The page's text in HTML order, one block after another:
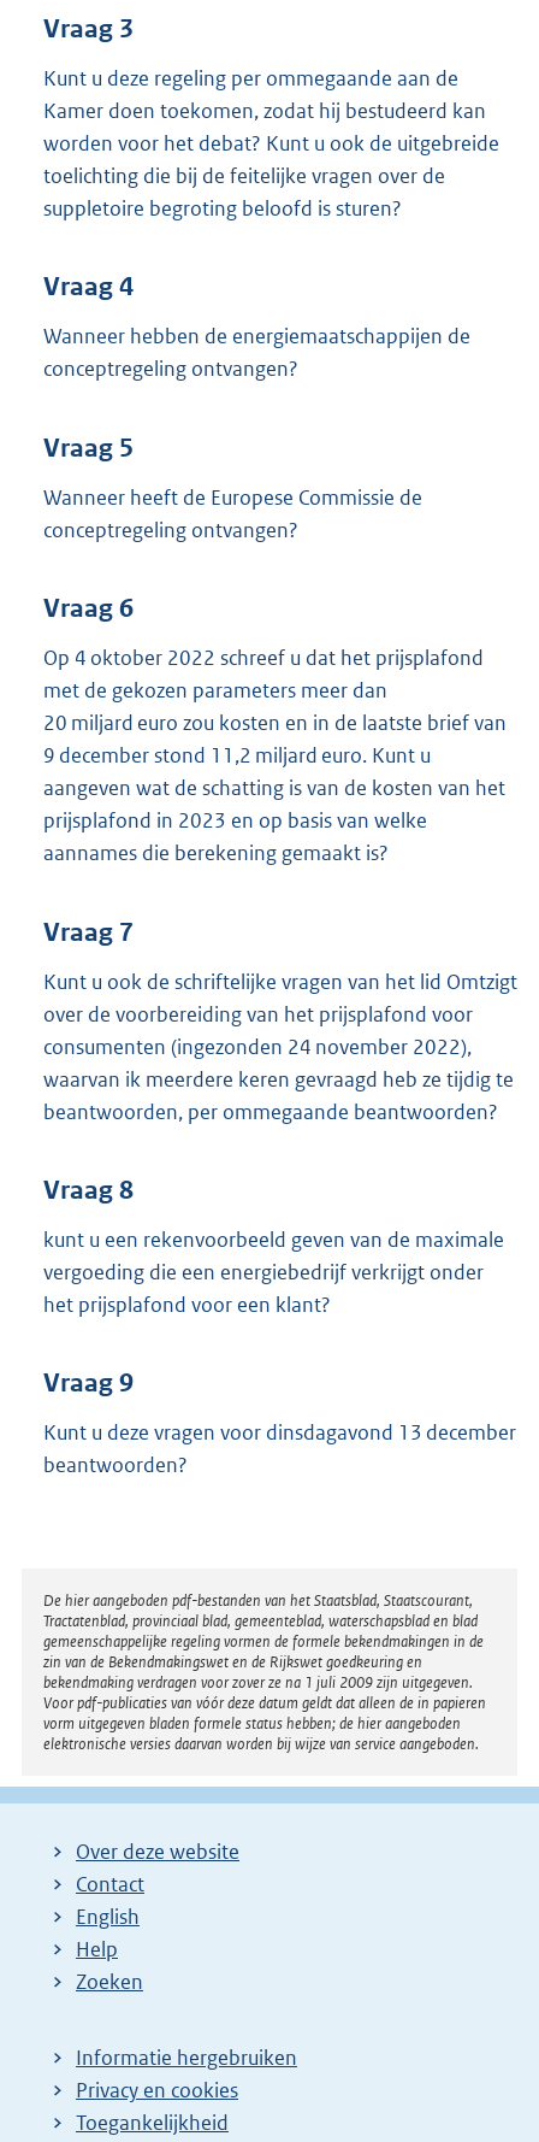
Vraag 3
Kunt u deze regeling per ommegaande aan de
Kamer doen toekomen, zodat hij bestudeerd kan
worden voor het debat? Kunt u ook de uitgebreide
toelichting die bij de feitelijke vragen over de
suppletoire begroting beloofd is sturen?
Vraag 4
Wanneer hebben de energiemaatschappijen de
conceptregeling ontvangen?
Vraag 5
Wanneer heeft de Europese Commissie de
conceptregeling ontvangen?
Vraag 6
Op 4 oktober 2022 schreef u dat het prijsplafond
met de gekozen parameters meer dan
20 miljard euro zou kosten en in de laatste brief van
9 december stond 11,2 miljard euro. Kunt u
aangeven wat de schatting is van de kosten van het
prijsplafond in 2023 en op basis van welke
aannames die berekening gemaakt is?
Vraag 7
Kunt u ook de schriftelijke vragen van het lid Omtzigt
over de voorbereiding van het prijsplafond voor
consumenten (ingezonden 24 november 2022),
waarvan ik meerdere keren gevraagd heb ze tijdig te
beantwoorden, per ommegaande beantwoorden?
Vraag 8
kunt u een rekenvoorbeeld geven van de maximale
vergoeding die een energiebedrijf verkrijgt onder
het prijsplafond voor een klant?
Vraag 9
Kunt u deze vragen voor dinsdagavond 13 december
beantwoorden?
Disclaimer
De hier aangeboden pdf-bestanden van het Staatsblad, Staatscourant,
Tractatenblad, provinciaal blad, gemeenteblad, waterschapsblad en blad
gemeenschappelijke regeling vormen de formele bekendmakingen in de
zin van de Bekendmakingswet en de Rijkswet goedkeuring en
bekendmaking verdragen voor zover ze na 1 juli 2009 zijn uitgegeven.
Voor pdf-publicaties van vóór deze datum geldt dat alleen de in papieren
vorm uitgegeven bladen formele status hebben; de hier aangeboden
elektronische versies daarvan worden bij wijze van service aangeboden.
Over deze website
Contact
English
Help
Zoeken
Informatie hergebruiken
Privacy en cookies
Toegankelijkheid